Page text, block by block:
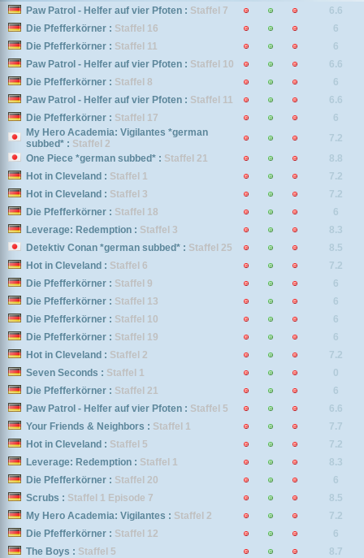
Paw Patrol - Helfer auf vier Pfoten : Staffel 7
6.6
Die Pfefferkörner : Staffel 16
6
Die Pfefferkörner : Staffel 11
6
Paw Patrol - Helfer auf vier Pfoten : Staffel 10
6.6
Die Pfefferkörner : Staffel 8
6
Paw Patrol - Helfer auf vier Pfoten : Staffel 11
6.6
Die Pfefferkörner : Staffel 17
6
My Hero Academia: Vigilantes *german
subbed* : Staffel 2
7.2
One Piece *german subbed* : Staffel 21
8.8
Hot in Cleveland : Staffel 1
7.2
Hot in Cleveland : Staffel 3
7.2
Die Pfefferkörner : Staffel 18
6
Leverage: Redemption : Staffel 3
8.3
Detektiv Conan *german subbed* : Staffel 25
8.5
Hot in Cleveland : Staffel 6
7.2
Die Pfefferkörner : Staffel 9
6
Die Pfefferkörner : Staffel 13
6
Die Pfefferkörner : Staffel 10
6
Die Pfefferkörner : Staffel 19
6
Hot in Cleveland : Staffel 2
7.2
Seven Seconds : Staffel 1
0
Die Pfefferkörner : Staffel 21
6
Paw Patrol - Helfer auf vier Pfoten : Staffel 5
6.6
Your Friends & Neighbors : Staffel 1
7.7
Hot in Cleveland : Staffel 5
7.2
Leverage: Redemption : Staffel 1
8.3
Die Pfefferkörner : Staffel 20
6
Scrubs : Staffel 1 Episode 7
8.5
My Hero Academia: Vigilantes : Staffel 2
7.2
Die Pfefferkörner : Staffel 12
6
The Boys : Staffel 5
8.7